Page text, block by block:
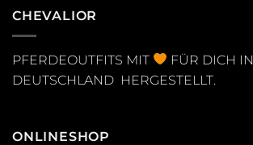
CHEVALIOR
PFERDEOUTFITS MIT
FÜR DICH IN
DEUTSCHLAND HERGESTELLT.
ONLINESHOP